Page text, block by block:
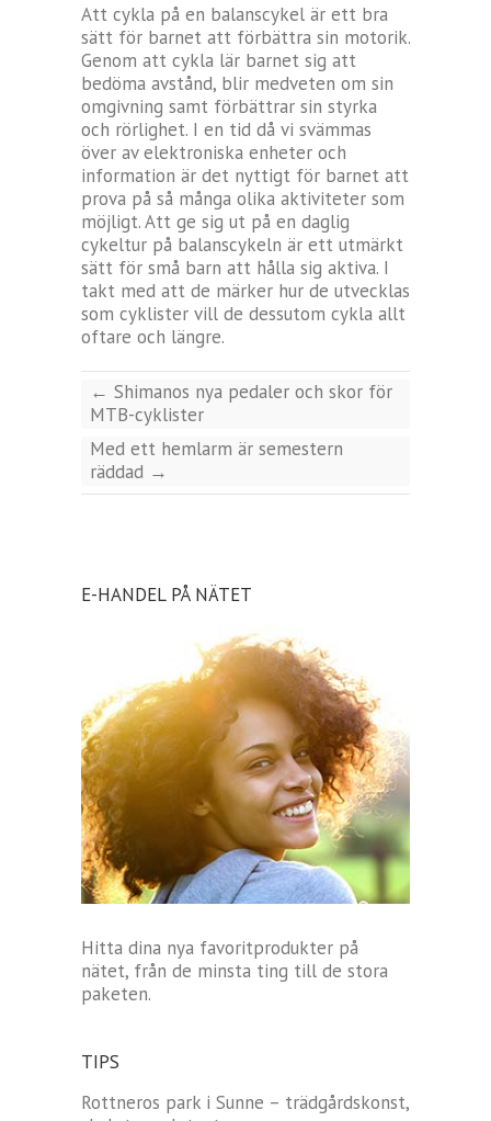
Att cykla på en balanscykel är ett bra
sätt för barnet att förbättra sin motorik.
Genom att cykla lär barnet sig att
bedöma avstånd, blir medveten om sin
omgivning samt förbättrar sin styrka
och rörlighet. I en tid då vi svämmas
över av elektroniska enheter och
information är det nyttigt för barnet att
prova på så många olika aktiviteter som
möjligt. Att ge sig ut på en daglig
cykeltur på balanscykeln är ett utmärkt
sätt för små barn att hålla sig aktiva. I
takt med att de märker hur de utvecklas
som cyklister vill de dessutom cykla allt
oftare och längre.
← Shimanos nya pedaler och skor för
MTB-cyklister
Med ett hemlarm är semestern
räddad →
E-HANDEL PÅ NÄTET
Hitta dina nya favoritprodukter på
nätet, från de minsta ting till de stora
paketen.
TIPS
Rottneros park i Sunne – trädgårdskonst,